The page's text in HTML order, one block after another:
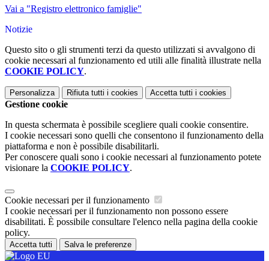
Vai a "Registro elettronico famiglie"
Notizie
Questo sito o gli strumenti terzi da questo utilizzati si avvalgono di
cookie necessari al funzionamento ed utili alle finalità illustrate nella
COOKIE POLICY.
Personalizza Rifiuta tutti i cookies Accetta tutti i cookies
Gestione cookie
In questa schermata è possibile scegliere quali cookie consentire.
I cookie necessari sono quelli che consentono il funzionamento della
piattaforma e non è possibile disabilitarli.
Per conoscere quali sono i cookie necessari al funzionamento potete
visionare la COOKIE POLICY.
Cookie necessari per il funzionamento
I cookie necessari per il funzionamento non possono essere
disabilitati. È possibile consultare l'elenco nella pagina della cookie
policy.
Accetta tutti Salva le preferenze